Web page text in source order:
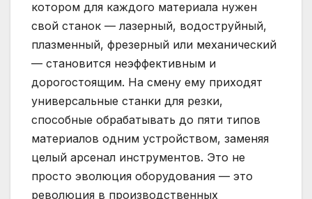
котором для каждого материала нужен
свой станок — лазерный, водоструйный,
плазменный, фрезерный или механический
— становится неэффективным и
дорогостоящим. На смену ему приходят
универсальные станки для резки,
способные обрабатывать до пяти типов
материалов одним устройством, заменяя
целый арсенал инструментов. Это не
просто эволюция оборудования — это
революция в производственных